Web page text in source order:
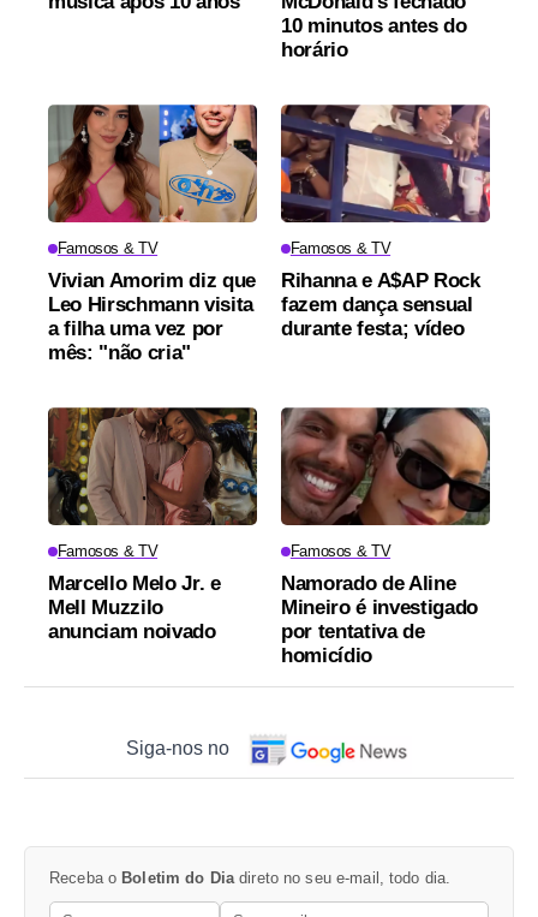
10 minutos antes do
horário
Famosos & TV
Vivian Amorim diz que
Leo Hirschmann visita
a filha uma vez por
mês: "não cria"
Famosos & TV
Rihanna e A$AP Rock
fazem dança sensual
durante festa; vídeo
Famosos & TV
Marcello Melo Jr. e
Mell Muzzilo
anunciam noivado
Famosos & TV
Namorado de Aline
Mineiro é investigado
por tentativa de
homicídio
Siga-nos no
Receba o Boletim do Dia direto no seu e-mail, todo dia.